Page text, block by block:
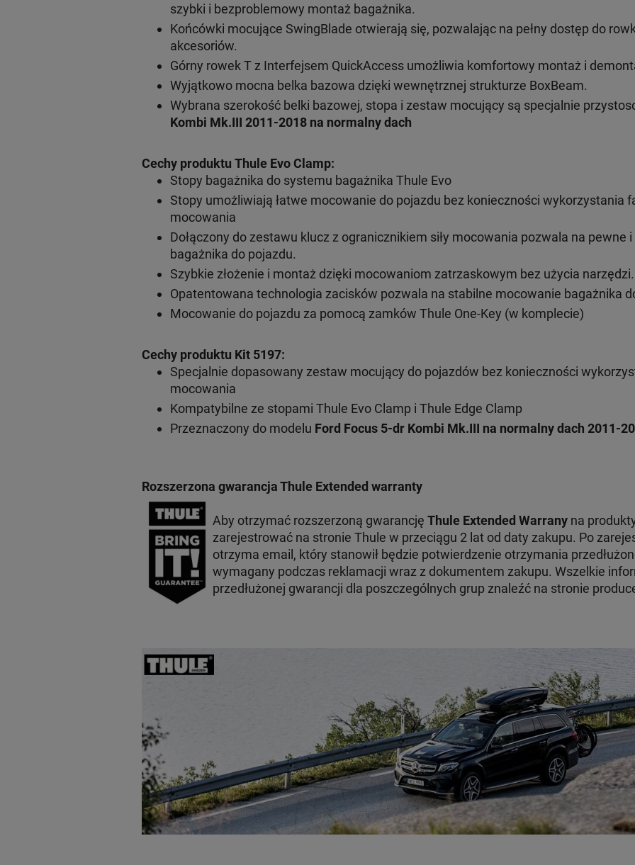
szybki i bezproblemowy montaż bagażnika.
Końcówki mocujące SwingBlade otwierają się, pozwalając na pełny dostęp do
akcesoriów.
Górny rowek T z Interfejsem QuickAccess umożliwia komfortowy montaż i
Wyjątkowo mocna belka bazowa dzięki wewnętrznej strukturze BoxBeam.
Wybrana szerokość belki bazowej, stopa i zestaw mocujący są specjalnie
Kombi Mk.III 2011-2018 na normalny dach
Cechy produktu Thule Evo Clamp:
Stopy bagażnika do systemu bagażnika Thule Evo
Stopy umożliwiają łatwe mocowanie do pojazdu bez konieczności wykorzystania
mocowania
Dołączony do zestawu klucz z ogranicznikiem siły mocowania pozwala na pewne
bagażnika do pojazdu.
Szybkie złożenie i montaż dzięki mocowaniom zatrzaskowym bez użycia
Opatentowana technologia zacisków pozwala na stabilne mocowanie bagażnika
Mocowanie do pojazdu za pomocą zamków Thule One-Key (w komplecie)
Cechy produktu Kit 5197:
Specjalnie dopasowany zestaw mocujący do pojazdów bez konieczności
mocowania
Kompatybilne ze stopami Thule Evo Clamp i Thule Edge Clamp
Przeznaczony do modelu Ford Focus 5-dr Kombi Mk.III na normalny dach 2011-
Rozszerzona gwarancja Thule Extended warranty
Aby otrzymać rozszerzoną gwarancję Thule Extended Warranyna
zarejestrować na stronie Thule w przeciągu 2 lat od daty zakupu. Po
otrzyma email, który stanowił będzie potwierdzenie otrzymania
wymagany podczas reklamacji wraz z dokumentem zakupu. Wszelkie
przedłużonej gwarancji dla poszczególnych grup znaleźć na stronie